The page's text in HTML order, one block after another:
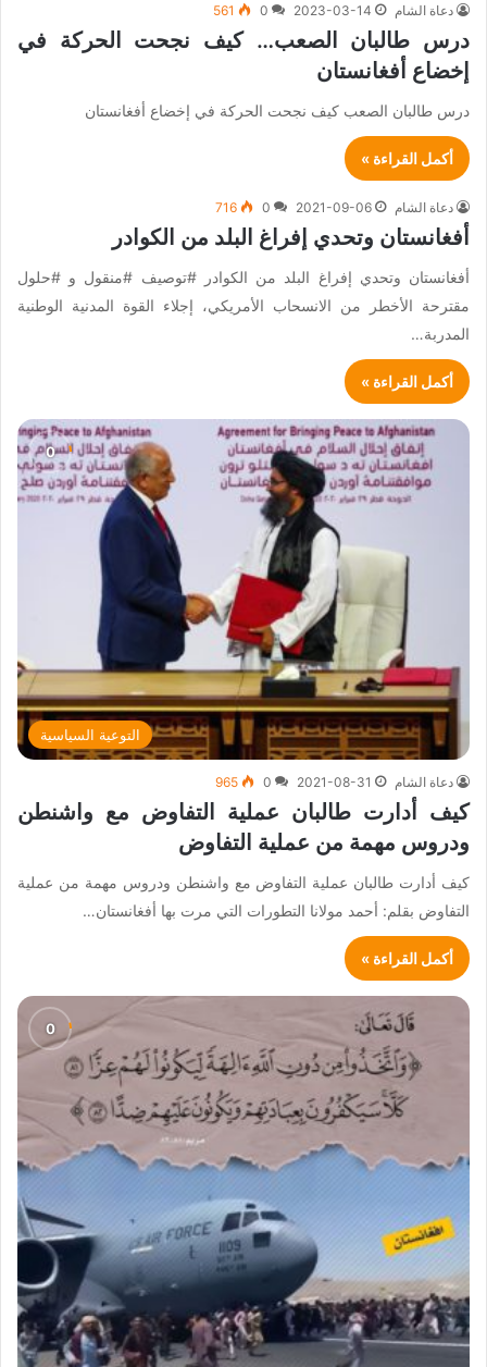
دعاة الشام 2023-03-14
0
561
درس طالبان الصعب… كيف نجحت الحركة في
إخضاع أفغانستان
درس طالبان الصعب كيف نجحت الحركة في إخضاع أفغانستان
أكمل القراءة »
دعاة الشام 2021-09-06
0
716
أفغانستان وتحدي إفراغ البلد من الكوادر
أفغانستان وتحدي إفراغ البلد من الكوادر #توصيف #منقول و #حلول
مقترحة الأخطر من الانسحاب الأمريكي، إجلاء القوة المدنية الوطنية
المدربة…
أكمل القراءة »
التوعية السياسية
دعاة الشام 2021-08-31
0
965
كيف أدارت طالبان عملية التفاوض مع واشنطن
ودروس مهمة من عملية التفاوض
كيف أدارت طالبان عملية التفاوض مع واشنطن ودروس مهمة من عملية
التفاوض بقلم: أحمد مولانا التطورات التي مرت بها أفغانستان…
أكمل القراءة »